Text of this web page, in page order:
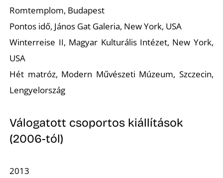
Romtemplom, Budapest
Pontos idő, János Gat Galeria, New York, USA
Winterreise II, Magyar Kulturális Intézet, New York,
USA
Hét matróz, Modern Művészeti Múzeum, Szczecin,
Lengyelország
Válogatott csoportos kiállítások
(2006-tól)
2013